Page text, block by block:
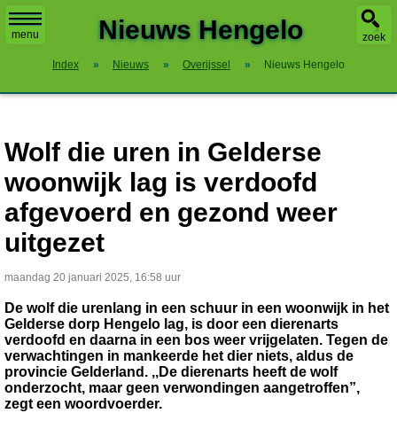
menu zoek
Nieuws Hengelo
Index » Nieuws » Overijssel » Nieuws Hengelo
Wolf die uren in Gelderse
woonwijk lag is verdoofd
afgevoerd en gezond weer
uitgezet
maandag 20 januari 2025, 16:58 uur
De wolf die urenlang in een schuur in een woonwijk in het
Gelderse dorp Hengelo lag, is door een dierenarts
verdoofd en daarna in een bos weer vrijgelaten. Tegen de
verwachtingen in mankeerde het dier niets, aldus de
provincie Gelderland. ,,De dierenarts heeft de wolf
onderzocht, maar geen verwondingen aangetroffen”,
zegt een woordvoerder.